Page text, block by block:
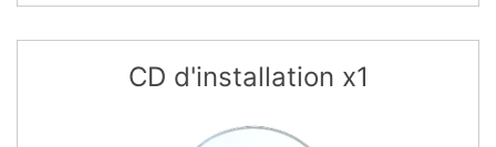
CD d'installation x1